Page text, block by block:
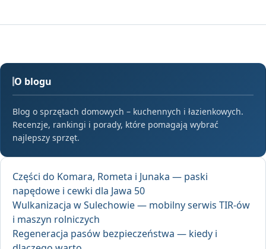
O blogu
Blog o sprzętach domowych – kuchennych i łazienkowych.
Recenzje, rankingi i porady, które pomagają wybrać
najlepszy sprzęt.
Części do Komara, Rometa i Junaka — paski
napędowe i cewki dla Jawa 50
Wulkanizacja w Sulechowie — mobilny serwis TIR-ów
i maszyn rolniczych
Regeneracja pasów bezpieczeństwa — kiedy i